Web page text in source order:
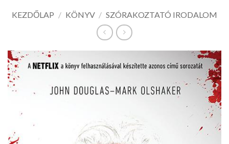
KEZDŐLAP / KÖNYV / SZÓRAKOZTATÓ IRODALOM